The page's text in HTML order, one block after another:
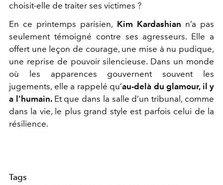
choisit-elle de traiter ses victimes ?
En ce printemps parisien, Kim Kardashian n’a pas
seulement témoigné contre ses agresseurs. Elle a
offert une leçon de courage, une mise à nu pudique,
une reprise de pouvoir silencieuse. Dans un monde
où les apparences gouvernent souvent les
jugements, elle a rappelé qu’au-delà du glamour, il y
a l’humain. Et que dans la salle d’un tribunal, comme
dans la vie, le plus grand style est parfois celui de la
résilience.
Tags